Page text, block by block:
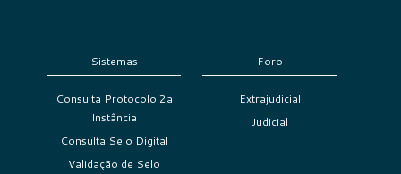
Sistemas
Consulta Protocolo 2a
Instância
Consulta Selo Digital
Validação de Selo
Foro
Extrajudicial
Judicial